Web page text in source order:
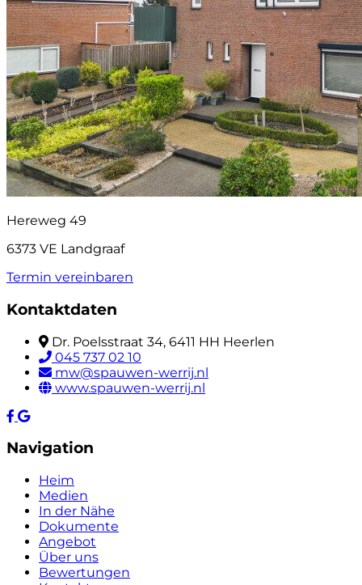
Hereweg 49
6373 VE Landgraaf
Termin vereinbaren
Kontaktdaten
Dr. Poelsstraat 34, 6411 HH Heerlen
045 737 02 10
mw@spauwen-werrij.nl
www.spauwen-werrij.nl
Navigation
Heim
Medien
In der Nähe
Dokumente
Angebot
Über uns
Bewertungen